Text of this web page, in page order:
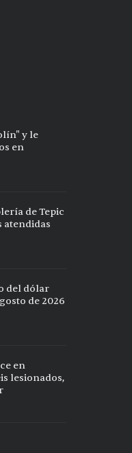
y le
en
de Tepic
atendidas
del dólar
de 2026
en
lesionados,